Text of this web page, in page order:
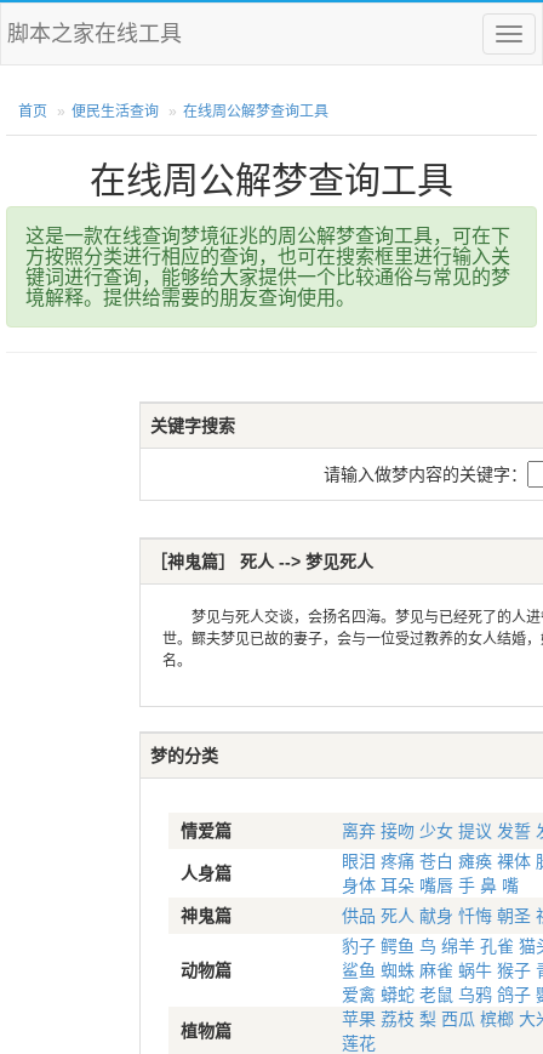
菜
单
脚本之家在线工具
首页 便民生活查询 在线周公解梦查询工具
在线周公解梦查询工具
这是一款在线查询梦境征兆的周公解梦查询工具，可在下
方按照分类进行相应的查询，也可在搜索框里进行输入关
键词进行查询，能够给大家提供一个比较通俗与常见的梦
境解释。提供给需要的朋友查询使用。
关键字搜索
请输入做梦内容的关键字：
［神鬼篇］ 死人 --> 梦见死人
梦见与死人交谈，会扬名四海。梦见与已经死了的人进
世。鳏夫梦见已故的妻子，会与一位受过教养的女人结婚
名。
梦的分类
情爱篇 离弃 接吻 少女 提议 发誓
人身篇
眼泪 疼痛 苍白 瘫痪 裸体
身体 耳朵 嘴唇 手 鼻 嘴
神鬼篇
供品 死人 献身 忏悔 朝圣
动物篇
豹子 鳄鱼 鸟 绵羊 孔雀 猫
鲨鱼 蜘蛛 麻雀 蜗牛 猴子
爱禽 蟒蛇 老鼠 乌鸦 鸽子
植物篇
苹果 荔枝 梨 西瓜 槟榔 大
莲花